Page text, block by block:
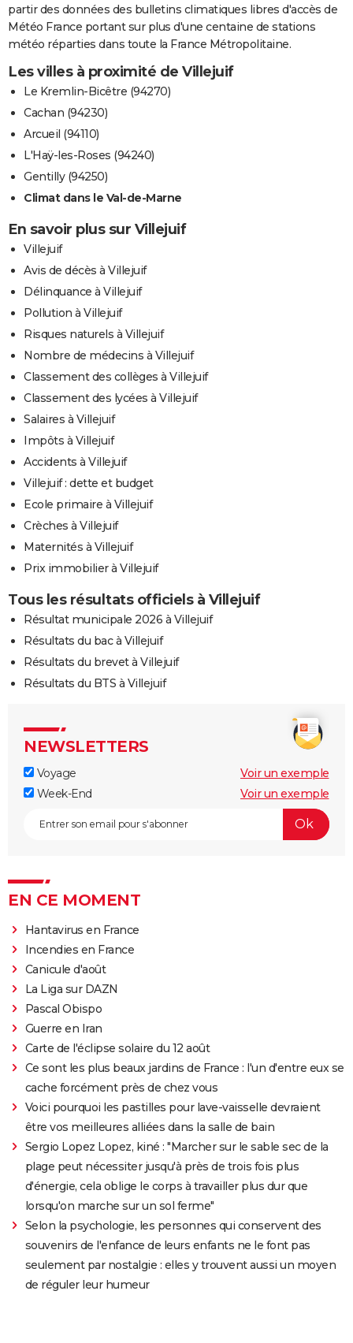
partir des données des bulletins climatiques libres d'accès de
Météo France portant sur plus d'une centaine de stations
météo réparties dans toute la France Métropolitaine.
Les villes à proximité de Villejuif
Le Kremlin-Bicêtre (94270)
Cachan (94230)
Arcueil (94110)
L'Haÿ-les-Roses (94240)
Gentilly (94250)
Climat dans le Val-de-Marne
En savoir plus sur Villejuif
Villejuif
Avis de décès à Villejuif
Délinquance à Villejuif
Pollution à Villejuif
Risques naturels à Villejuif
Nombre de médecins à Villejuif
Classement des collèges à Villejuif
Classement des lycées à Villejuif
Salaires à Villejuif
Impôts à Villejuif
Accidents à Villejuif
Villejuif : dette et budget
Ecole primaire à Villejuif
Crèches à Villejuif
Maternités à Villejuif
Prix immobilier à Villejuif
Tous les résultats officiels à Villejuif
Résultat municipale 2026 à Villejuif
Résultats du bac à Villejuif
Résultats du brevet à Villejuif
Résultats du BTS à Villejuif
NEWSLETTERS
Voyage
Voir un exemple
Week-End
Voir un exemple
EN CE MOMENT
Hantavirus en France
Incendies en France
Canicule d'août
La Liga sur DAZN
Pascal Obispo
Guerre en Iran
Carte de l'éclipse solaire du 12 août
Ce sont les plus beaux jardins de France : l'un d'entre eux se
cache forcément près de chez vous
Voici pourquoi les pastilles pour lave-vaisselle devraient
être vos meilleures alliées dans la salle de bain
Sergio Lopez Lopez, kiné : "Marcher sur le sable sec de la
plage peut nécessiter jusqu'à près de trois fois plus
d'énergie, cela oblige le corps à travailler plus dur que
lorsqu'on marche sur un sol ferme"
Selon la psychologie, les personnes qui conservent des
souvenirs de l'enfance de leurs enfants ne le font pas
seulement par nostalgie : elles y trouvent aussi un moyen
de réguler leur humeur